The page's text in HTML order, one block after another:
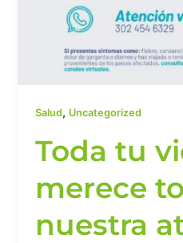
Salud, Uncategorized
Toda tu
merece
nuestra